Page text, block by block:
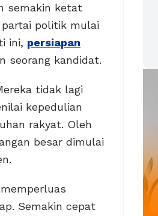
semakin ketat
partai politik mulai
ini, persiapan
seorang kandidat.
tidak lagi
kepedulian
rakyat. Oleh
besar dimulai
Semakin cepat